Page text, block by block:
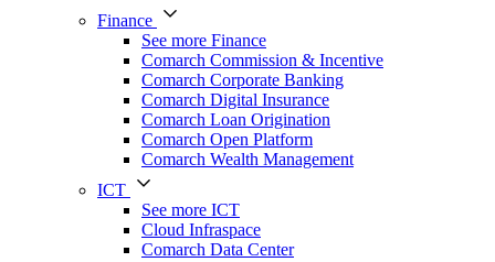
Finance
See more Finance
Comarch Commission & Incentive
Comarch Corporate Banking
Comarch Digital Insurance
Comarch Loan Origination
Comarch Open Platform
Comarch Wealth Management
ICT
See more ICT
Cloud Infraspace
Comarch Data Center